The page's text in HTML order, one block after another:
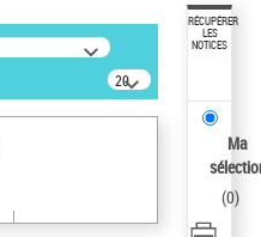
20
résultats/page
RÉCUPÉRER
LES
NOTICES
Ma
(0)